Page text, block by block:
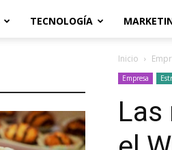
TECNOLOGÍA
Inicio
Empresa
Las